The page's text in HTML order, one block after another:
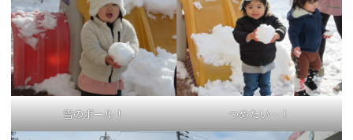
雪のボール！ つめたい…！